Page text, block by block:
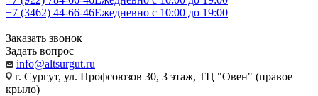
+7 (3462) 44-66-46Ежедневно с 10:00 до 19:00
Заказать звонок
Задать вопрос
info@altsurgut.ru
г. Сургут, ул. Профсоюзов 30, 3 этаж, ТЦ "Овен" (правое
крыло)